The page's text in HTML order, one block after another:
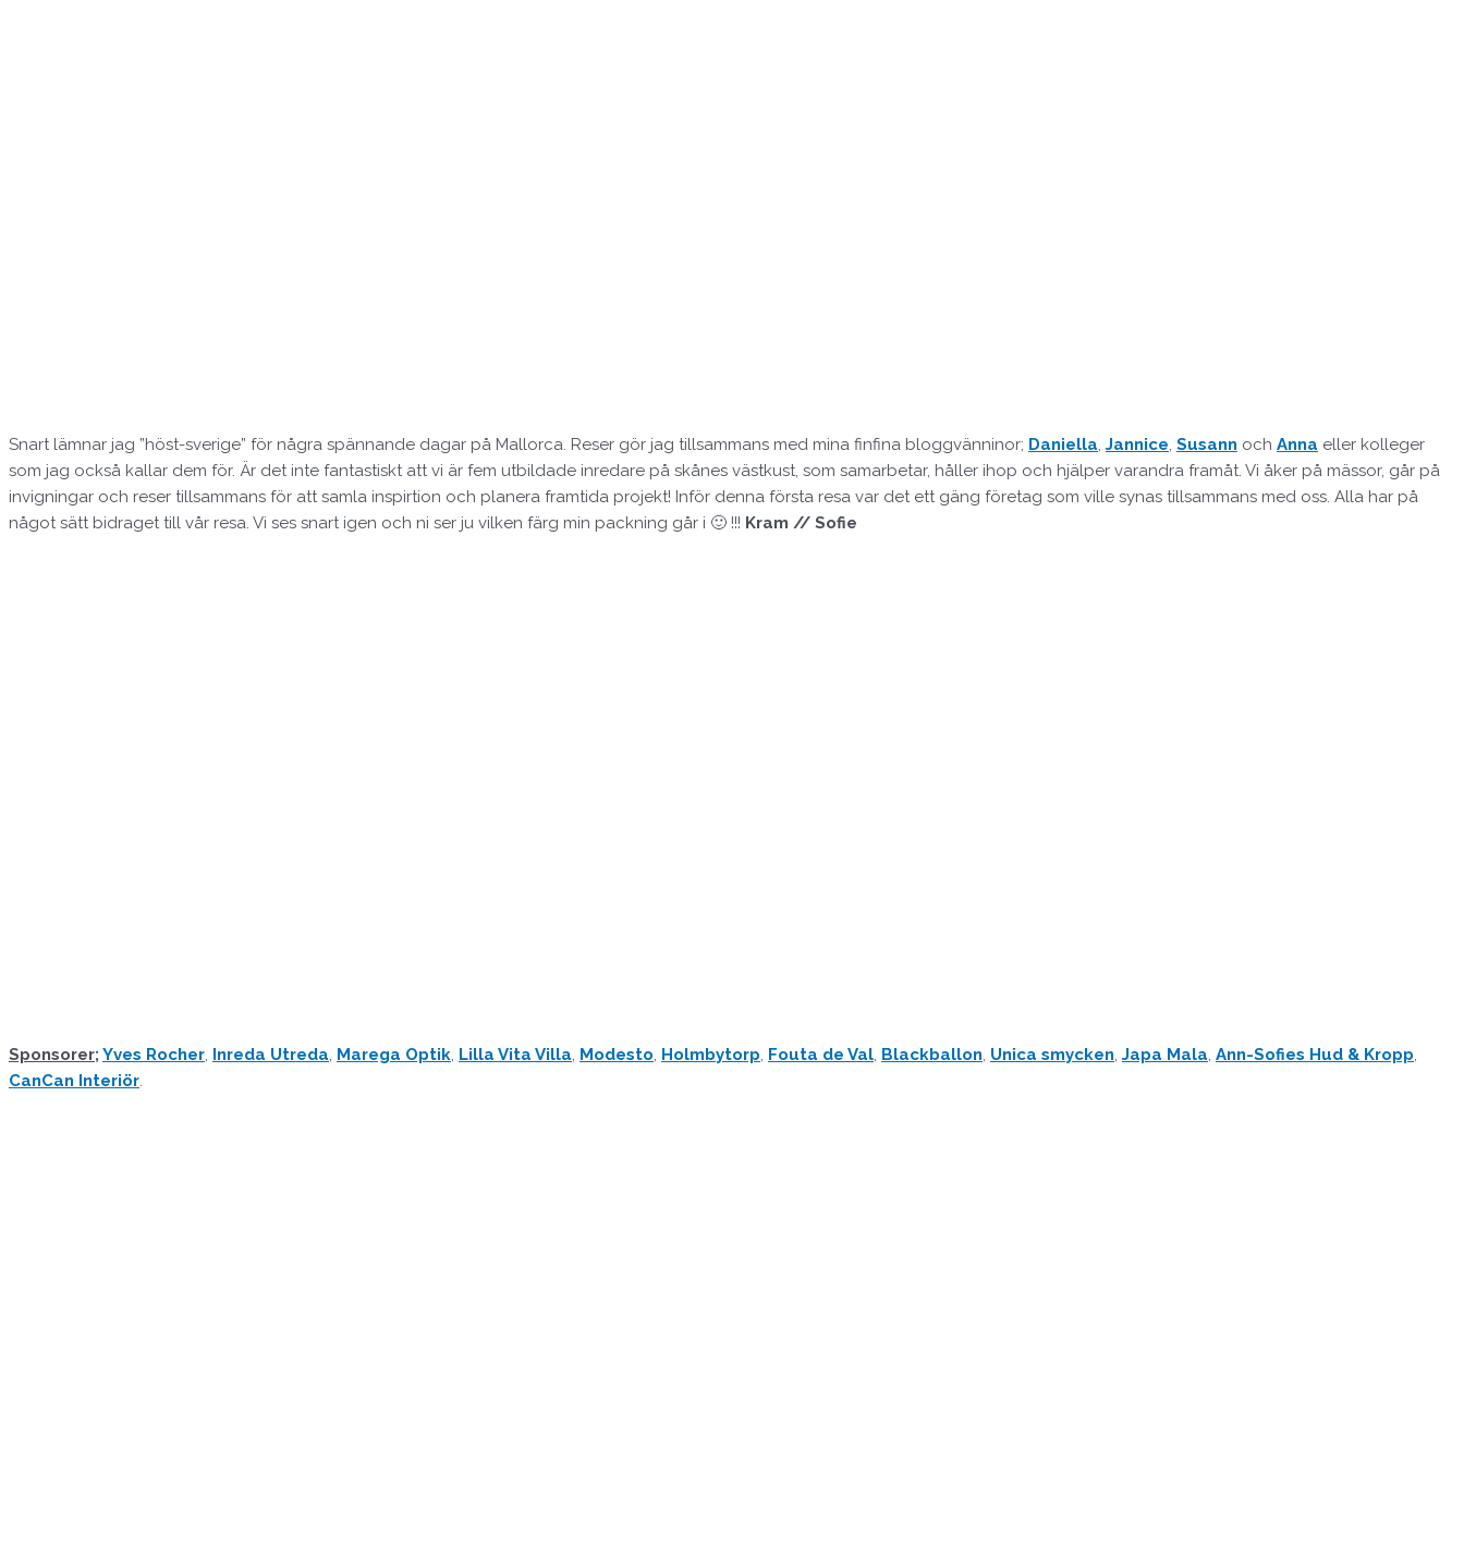
Snart lämnar jag ”höst-sverige” för några spännande dagar på Mallorca. Reser gör jag tillsammans med mina finfina bloggvänninor; Daniella, Jannice, Susann och Anna eller kolleger
som jag också kallar dem för. Är det inte fantastiskt att vi är fem utbildade inredare på skånes västkust, som samarbetar, håller ihop och hjälper varandra framåt. Vi åker på mässor, går på
invigningar och reser tillsammans för att samla inspirtion och planera framtida projekt! Inför denna första resa var det ett gäng företag som ville synas tillsammans med oss. Alla har på
något sätt bidraget till vår resa. Vi ses snart igen och ni ser ju vilken färg min packning går i 🙂 !!! Kram // Sofie
Sponsorer; Yves Rocher, Inreda Utreda, Marega Optik, Lilla Vita Villa, Modesto, Holmbytorp, Fouta de Val, Blackballon, Unica smycken, Japa Mala, Ann-Sofies Hud & Kropp,
CanCan Interiör.